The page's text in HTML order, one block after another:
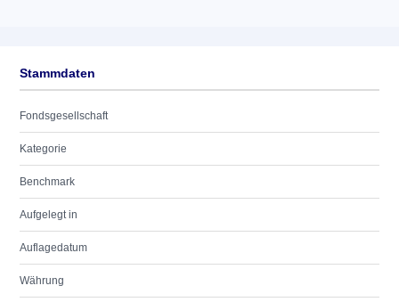
Stammdaten
Fondsgesellschaft
Kategorie
Benchmark
Aufgelegt in
Auflagedatum
Währung